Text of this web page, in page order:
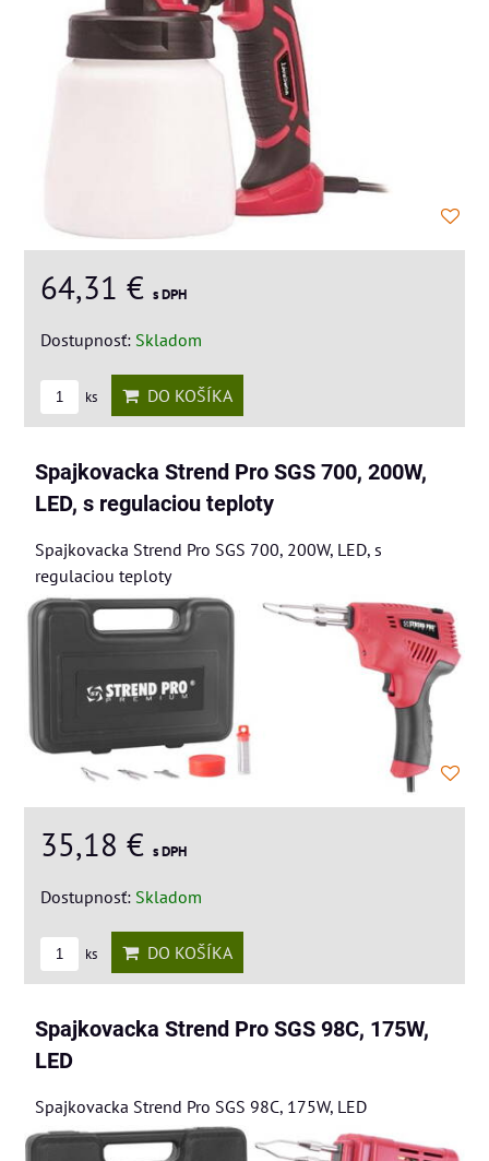
64,31 € s DPH
Dostupnosť: Skladom
ks DO KOŠÍKA
Spajkovacka Strend Pro SGS 700, 200W,
LED, s regulaciou teploty
Spajkovacka Strend Pro SGS 700, 200W, LED, s
regulaciou teploty
35,18 € s DPH
Dostupnosť: Skladom
ks DO KOŠÍKA
Spajkovacka Strend Pro SGS 98C, 175W,
LED
Spajkovacka Strend Pro SGS 98C, 175W, LED